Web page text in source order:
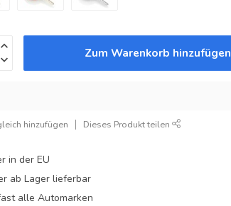
Zum Warenkorb hinzufügen
hinzufügen Dieses Produkt teilen
in der EU
ab Lager lieferbar
alle Automarken